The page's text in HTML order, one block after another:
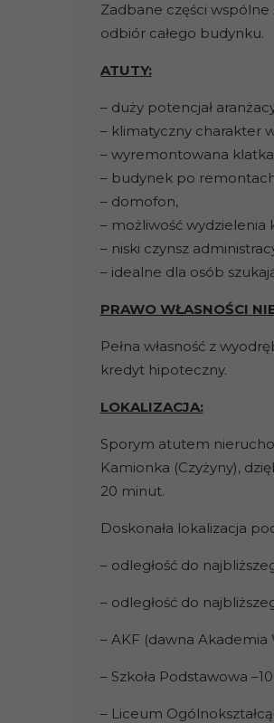
Zadbane części
odbiór całego budynku.
ATUTY:
– duży potencjał
– klimatyczny charakter
– wyremontowana
– budynek po
– domofon,
– możliwość
– niski czynsz
– idealne dla osób
PRAWO WŁASNOŚCI
Pełna własność z
kredyt hipoteczny.
LOKALIZACJA:
Sporym atutem
Kamionka (Czyżyny),
20 minut.
Doskonała lokalizacja
– odległość do
– odległość do
– AKF (dawna Akademia
– Szkoła Podstawowa
– Liceum